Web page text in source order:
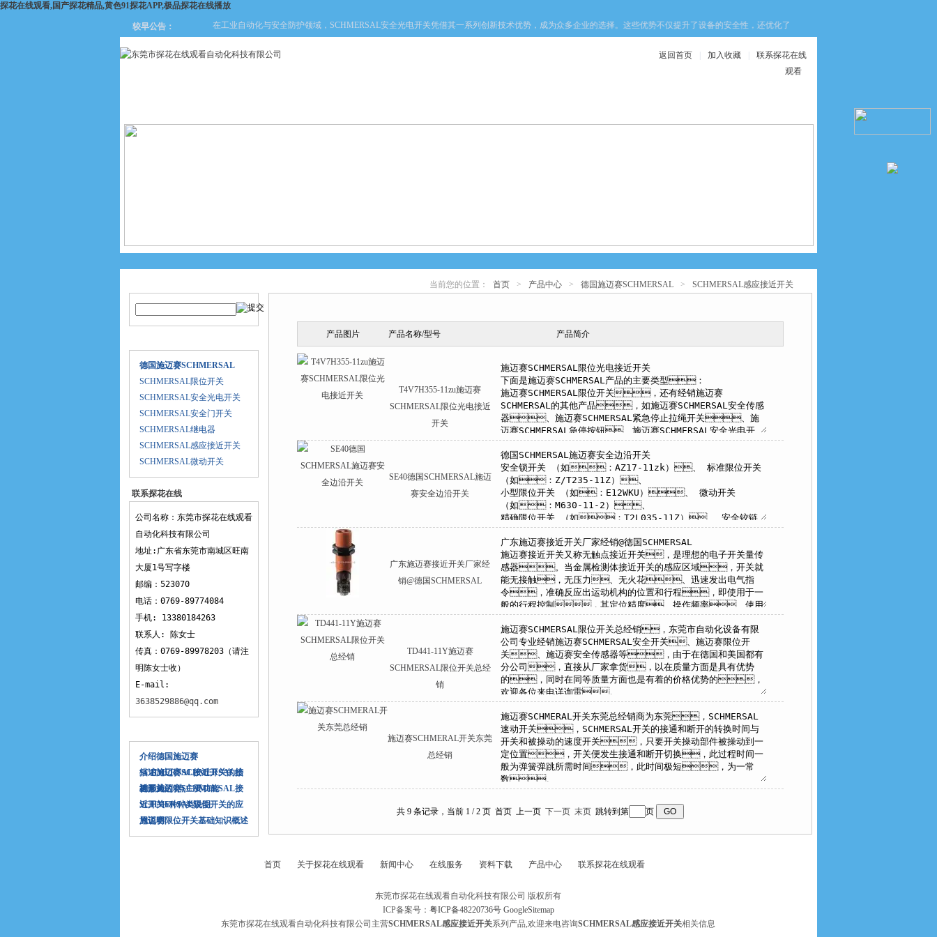
探花在线观看,国产探花精品,黄色91探花APP,极品探花在线播放
较早公告： 在工业自动化与安全防护领域，SCHMERSAL安全光电开关凭借其一系列创新技术优势，成为众多企业的选择。这些优势不仅提升了设备的安全性，还优化了生产效率与维护成本，为工业生
返回首页 加入收藏
联系探花在线
观看
德国施迈赛SCHMERSAL
SCHMERSAL限位开关
SCHMERSAL安全光电开关
SCHMERSAL安全门开关
SCHMERSAL继电器
SCHMERSAL感应接近开关
SCHMERSAL微动开关
联系探花在线
观看
公司名称：东莞市探花在线观看
自动化科技有限公司
地址:广东省东莞市南城区旺南
大厦1号写字楼
邮编：523070
电话：0769-89774084
手机: 13380184263
联系人: 陈女士
传真：0769-89978203（请注
明陈女士收）
E-mail:
3638529886@qq.com
介绍德国施迈赛
SCHMERSAL接近开关的结
构形式
描述施迈赛SCHMERSAL接
近开关的9点主要功能
德国施迈赛SCHMERSAL接
近开关6种种类说明
SCHMERSAL限位开关的应
用说明
施迈赛限位开关基础知识概述
当前您的位置： 首页 > 产品中心 > 德国施迈赛SCHMERSAL > SCHMERSAL感应接近开关
产品图片 产品名称/型号 产品简介
T4V7H355-11zu施迈赛
SCHMERSAL限位光电接近
开关
SE40德国SCHMERSAL施迈
赛安全边沿开关
广东施迈赛接近开关厂家经
销@德国SCHMERSAL
TD441-11Y施迈赛
SCHMERSAL限位开关总经
销
施迈赛SCHMERAL开关东莞
总经销
共 9 条记录，当前 1 / 2 页 首页 上一页 下一页 末页 跳转到第 页
首页 关于探花在线观看 新闻中心 在线服务 资料下载 产品中心 联系探花在线观看
东莞市探花在线观看自动化科技有限公司 版权所有
ICP备案号： 粤ICP备48220736号 GoogleSitemap
东莞市探花在线观看自动化科技有限公司主营SCHMERSAL感应接近开关系列产品,欢迎来电咨询SCHMERSAL感应接近开关相关信息